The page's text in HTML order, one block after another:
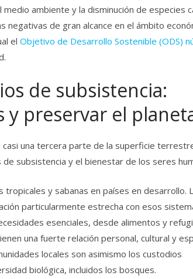
ambiente y la disminución de especies
negativas de gran alcance en el ámbito
el Objetivo de Desarrollo Sostenible (ODS)
de subsistencia:
y preservar el
una tercera parte de la superficie
subsistencia y el bienestar de los seres
y sabanas en países en desarrollo.
particularmente estrecha con esos
esenciales, desde alimentos y
una fuerte relación personal, cultural y
locales son asimismo los custodios
biológica, incluidos los bosques.